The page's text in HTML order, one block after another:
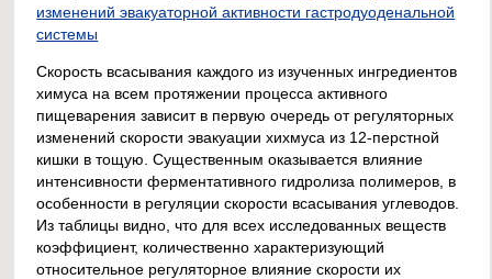
изменений эвакуаторной активности гастродуоденальной
системы
Скорость всасывания каждого из изученных ингредиентов
химуса на всем протяжении процесса активного
пищеварения зависит в первую очередь от регуляторных
изменений скорости эвакуации хихмуса из 12-перстной
кишки в тощую. Существенным оказывается влияние
интенсивности ферментативного гидролиза полимеров, в
особенности в регуляции скорости всасывания углеводов.
Из таблицы видно, что для всех исследованных веществ
коэффициент, количественно характеризующий
относительное регуляторное влияние скорости их